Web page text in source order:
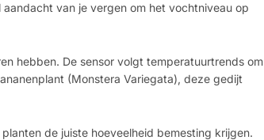
van je vergen om het vochtniveau op
hebben. De sensor volgt temperatuurtrends om
(Monstera Variegata), deze gedijt
de juiste hoeveelheid bemesting krijgen.